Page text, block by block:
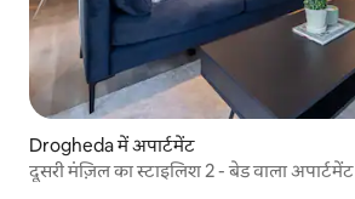
Drogheda में अपार्टमेंट
दूसरी मंज़िल का स्टाइलिश 2 - बेड वाला अपार्टमेंट